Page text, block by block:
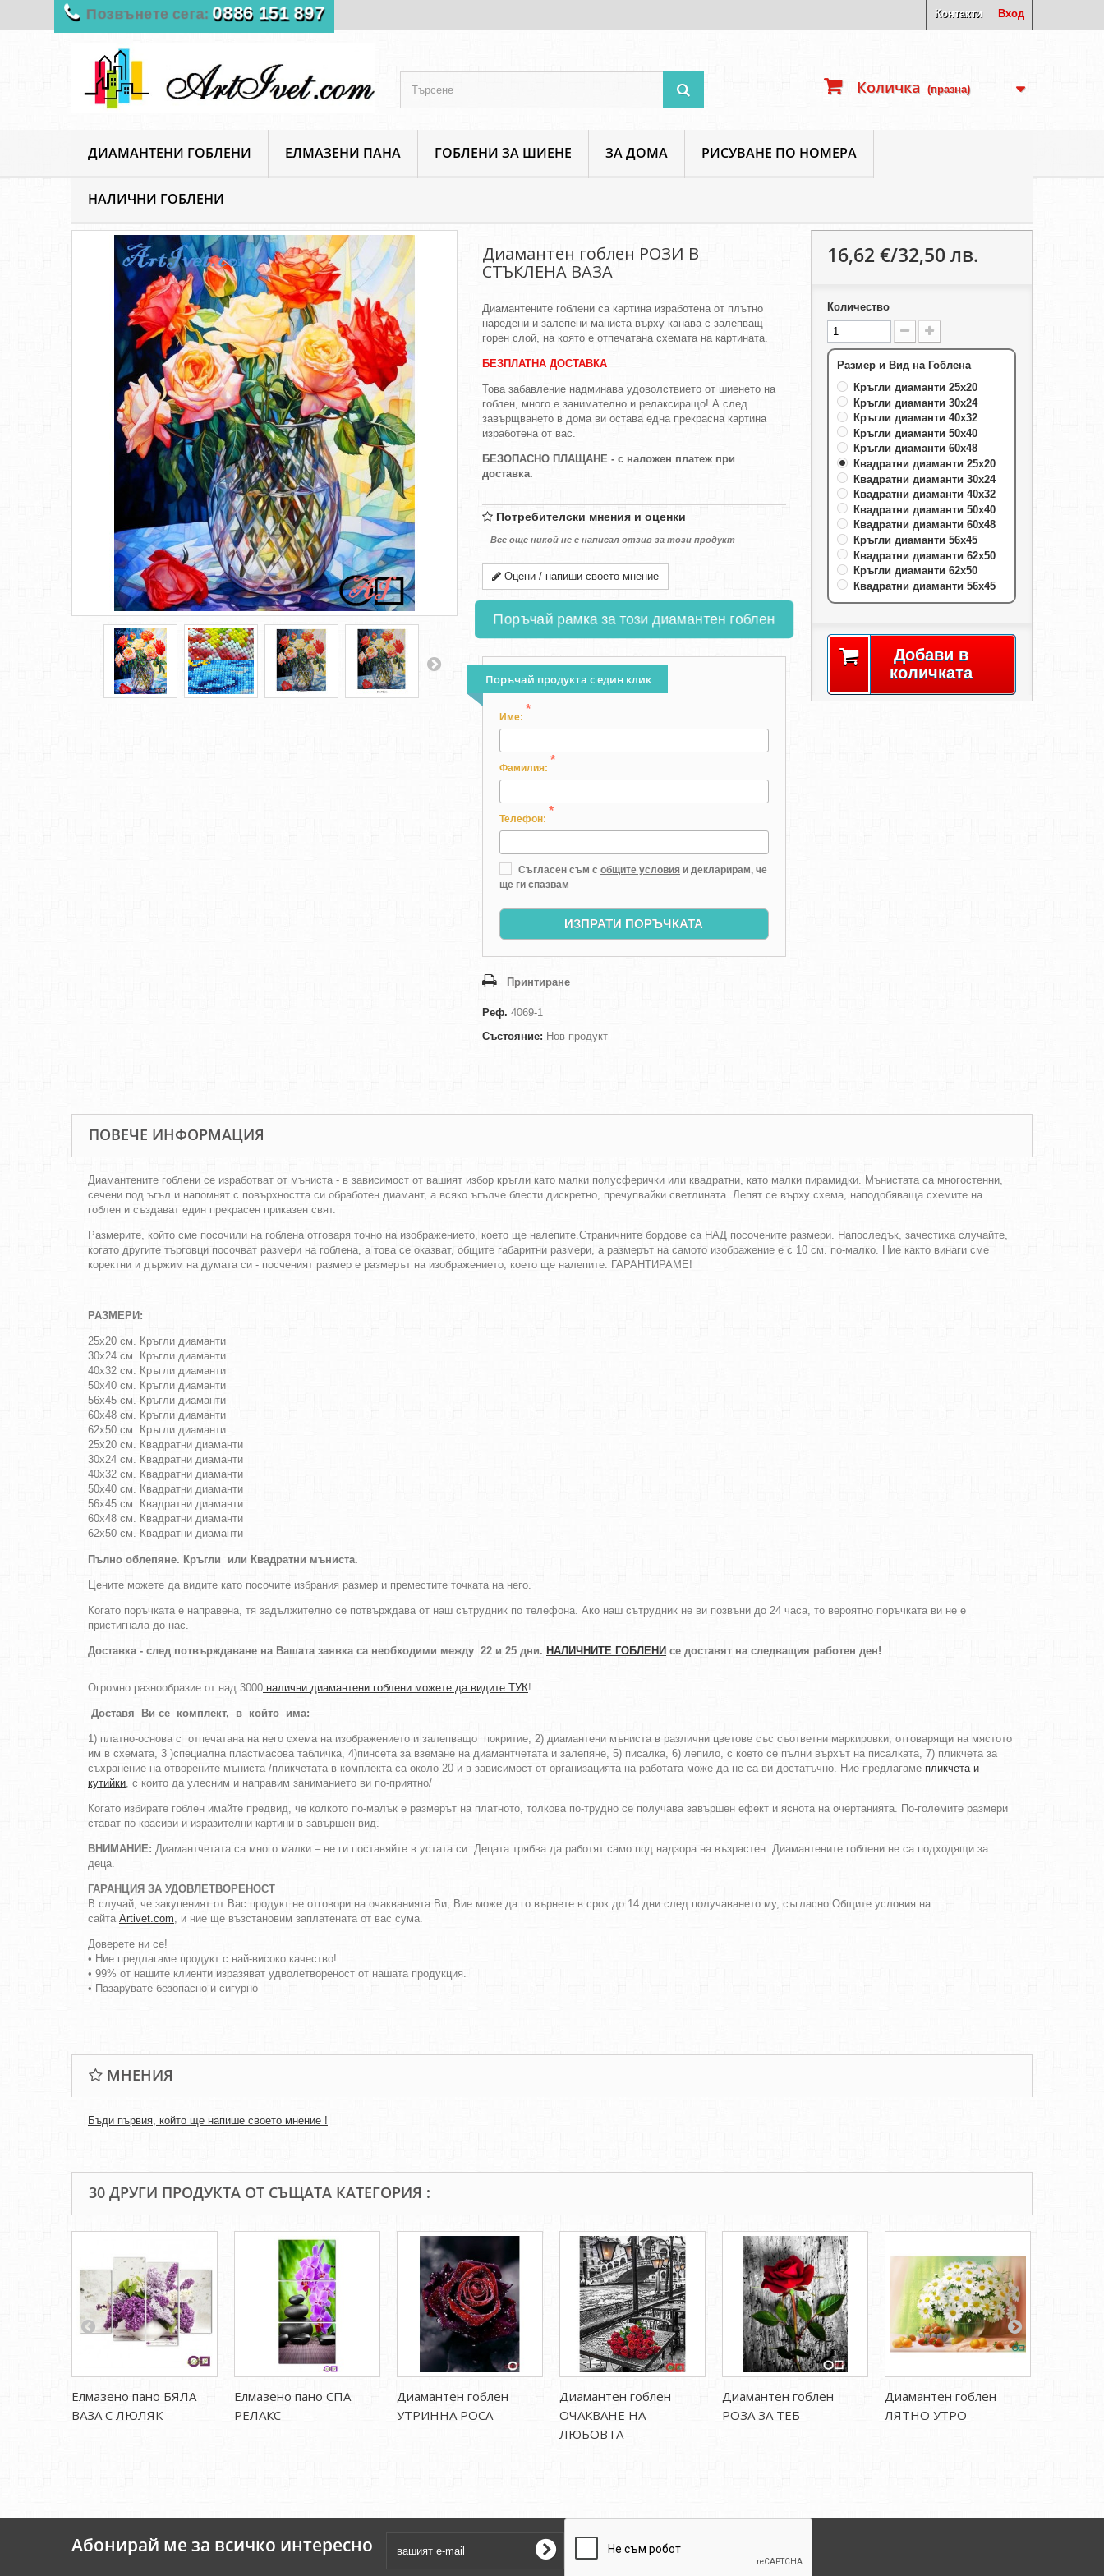
Вход
Контакти
Позвънете сега: 0886 151 897
ДИАМАНТЕНИ ГОБЛЕНИ ЕЛМАЗЕНИ ПАНА ГОБЛЕНИ ЗА ШИЕНЕ ЗА ДОМА РИСУВАНЕ ПО НОМЕРА
НАЛИЧНИ ГОБЛЕНИ
Количка (празна)
ArtIvet Диамантени Гоблени
Диамантен гоблен РОЗИ В
СТЪКЛЕНА ВАЗА
Диамантените гоблени са картина изработена от плътно
наредени и залепени маниста върху канава с залепващ
горен слой, на която е отпечатана схемата на картината.
БЕЗПЛАТНА ДОСТАВКА
Това забавление надминава удоволствието от шиенето на
гоблен, много е занимателно и релаксиращо! А след
завърщването в дома ви остава една прекрасна картина
изработена от вас.
БЕЗОПАСНО ПЛАЩАНЕ - с наложен платеж при
доставка.
Потребителски мнения и оценки
Все още никой не е написал отзив за този продукт
Оцени / напиши своето мнение
Поръчай рамка за този диамантен гоблен
Поръчай продукта с един клик
Име:
*
Фамилия:
*
Телефон:
*
Съгласен съм с общите условия и декларирам, че
ще ги спазвам
ИЗПРАТИ ПОРЪЧКАТА
Принтиране
Реф. 4069-1
Състояние: Нов продукт
16,62 €/32,50 лв.
Количество
Размер и Вид на Гоблена
Кръгли диаманти 25х20
Кръгли диаманти 30х24
Кръгли диаманти 40х32
Кръгли диаманти 50х40
Кръгли диаманти 60х48
Квадратни диаманти 25х20
Квадратни диаманти 30х24
Квадратни диаманти 40х32
Квадратни диаманти 50х40
Квадратни диаманти 60х48
Кръгли диаманти 56х45
Квадратни диаманти 62х50
Кръгли диаманти 62х50
Квадратни диаманти 56х45
Добави в
количката
ПОВЕЧЕ ИНФОРМАЦИЯ
Диамантените гоблени се изработват от мъниста - в зависимост от вашият избор кръгли като малки полусферички или квадратни, като малки пирамидки. Мънистата са многостенни,
сечени под ъгъл и напомнят с повърхността си обработен диамант, а всяко ъгълче блести дискретно, пречупвайки светлината. Лепят се върху схема, наподобяваща схемите на
гоблен и създават един прекрасен приказен свят.
Размерите, който сме посочили на гоблена отговаря точно на изображението, което ще налепите.Страничните бордове са НАД посочените размери. Напоследък, зачестиха случайте,
когато другите търговци посочват размери на гоблена, а това се оказват, общите габаритни размери, а размерът на самото изображение е с 10 см. по-малко. Ние както винаги сме
коректни и държим на думата си - посченият размер е размерът на изображението, което ще налепите. ГАРАНТИРАМЕ!
РАЗМЕРИ:
25х20 см. Кръгли диаманти
30х24 см. Кръгли диаманти
40х32 см. Кръгли диаманти
50х40 см. Кръгли диаманти
56х45 см. Кръгли диаманти
60х48 см. Кръгли диаманти
62х50 см. Кръгли диаманти
25х20 см. Квадратни диаманти
30х24 см. Квадратни диаманти
40х32 см. Квадратни диаманти
50х40 см. Квадратни диаманти
56х45 см. Квадратни диаманти
60х48 см. Квадратни диаманти
62х50 см. Квадратни диаманти
Пълно облепяне. Кръгли или Квадратни мъниста.
Цените можете да видите като посочите избрания размер и преместите точката на него.
Когато поръчката е направена, тя задължително се потвърждава от наш сътрудник по телефона. Ако наш сътрудник не ви позвъни до 24 часа, то вероятно поръчката ви не е
пристигнала до нас.
Доставка - след потвърждаване на Вашата заявка са необходими между 22 и 25 дни. НАЛИЧНИТЕ ГОБЛЕНИ се доставят на следващия работен ден!
Огромно разнообразие от над 3000 налични диамантени гоблени можете да видите ТУК!
Доставя Ви се комплект, в който има:
1) платно-основа с отпечатана на него схема на изображението и залепващо покритие, 2) диамантени мъниста в различни цветове със съответни маркировки, отговарящи на мястото
им в схемата, 3 )специална пластмасова табличка, 4)пинсета за вземане на диамантчетата и залепяне, 5) писалка, 6) лепило, с което се пълни върхът на писалката, 7) пликчета за
съхранение на отворените мъниста /пликчетата в комплекта са около 20 и в зависимост от организацията на работата може да не са ви достатъчно. Ние предлагаме пликчета и
кутийки, с които да улесним и направим заниманието ви по-приятно/
Когато избирате гоблен имайте предвид, че колкото по-малък е размерът на платното, толкова по-трудно се получава завършен ефект и яснота на очертанията. По-големите размери
стават по-красиви и изразителни картини в завършен вид.
ВНИМАНИЕ: Диамантчетата са много малки – не ги поставяйте в устата си. Децата трябва да работят само под надзора на възрастен. Диамантените гоблени не са подходящи за
деца.
ГАРАНЦИЯ ЗА УДОВЛЕТВОРЕНОСТ
В случай, че закупеният от Вас продукт не отговори на очакванията Ви, Вие може да го върнете в срок до 14 дни след получаването му, съгласно Общите условия на
сайта Artivet.com, и ние ще възстановим заплатената от вас сума.
Доверете ни се!
• Ние предлагаме продукт с най-високо качество!
• 99% от нашите клиенти изразяват удволетвореност от нашата продукция.
• Пазарувате безопасно и сигурно
МНЕНИЯ
Бъди първия, който ще напише своето мнение !
30 ДРУГИ ПРОДУКТА ОТ СЪЩАТА КАТЕГОРИЯ :
Елмазено пано БЯЛА
ВАЗА С ЛЮЛЯК
Елмазено пано СПА
РЕЛАКС
Диамантен гоблен
УТРИННА РОСА
Диамантен гоблен
ОЧАКВАНЕ НА
ЛЮБОВТА
Диамантен гоблен
РОЗА ЗА ТЕБ
Диамантен гоблен
ЛЯТНО УТРО
Абонирай ме за всичко интересно